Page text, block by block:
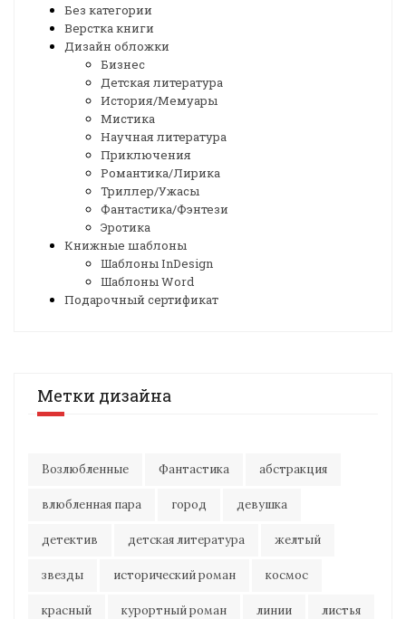
Без категории
Верстка книги
Дизайн обложки
Бизнес
Детская литература
История/Мемуары
Мистика
Научная литература
Приключения
Романтика/Лирика
Триллер/Ужасы
Фантастика/Фэнтези
Эротика
Книжные шаблоны
Шаблоны InDesign
Шаблоны Word
Подарочный сертификат
Метки дизайна
Возлюбленные Фантастика абстракция
влюбленная пара город девушка
детектив детская литература желтый
звезды исторический роман космос
красный курортный роман линии листья